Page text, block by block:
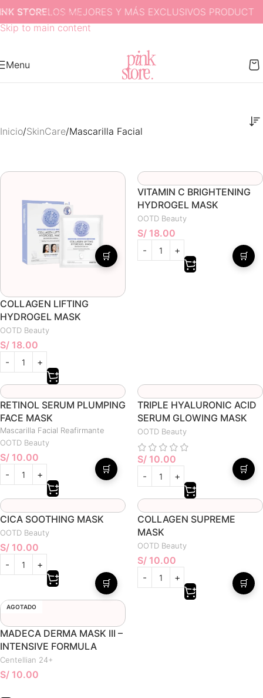
Skip to navigation
Skip to main content
STORELOS MEJORES Y MÁS EXCLUSIVOS PRODUCTOS
Menu
Inicio SkinCare Mascarilla Facial
COLLAGEN LIFTING
HYDROGEL MASK
OOTD Beauty
S/ 18.00
🛒
VITAMIN C BRIGHTENING
HYDROGEL MASK
OOTD Beauty
S/ 18.00
🛒
RETINOL SERUM PLUMPING
FACE MASK
Mascarilla Facial Reafirmante
OOTD Beauty
S/ 10.00
🛒
TRIPLE HYALURONIC ACID
SERUM GLOWING MASK
OOTD Beauty
S/ 10.00
🛒
CICA SOOTHING MASK
OOTD Beauty
S/ 10.00
🛒
COLLAGEN SUPREME
MASK
OOTD Beauty
S/ 10.00
🛒
AGOTADO
MADECA DERMA MASK III –
INTENSIVE FORMULA
Centellian 24+
S/ 10.00